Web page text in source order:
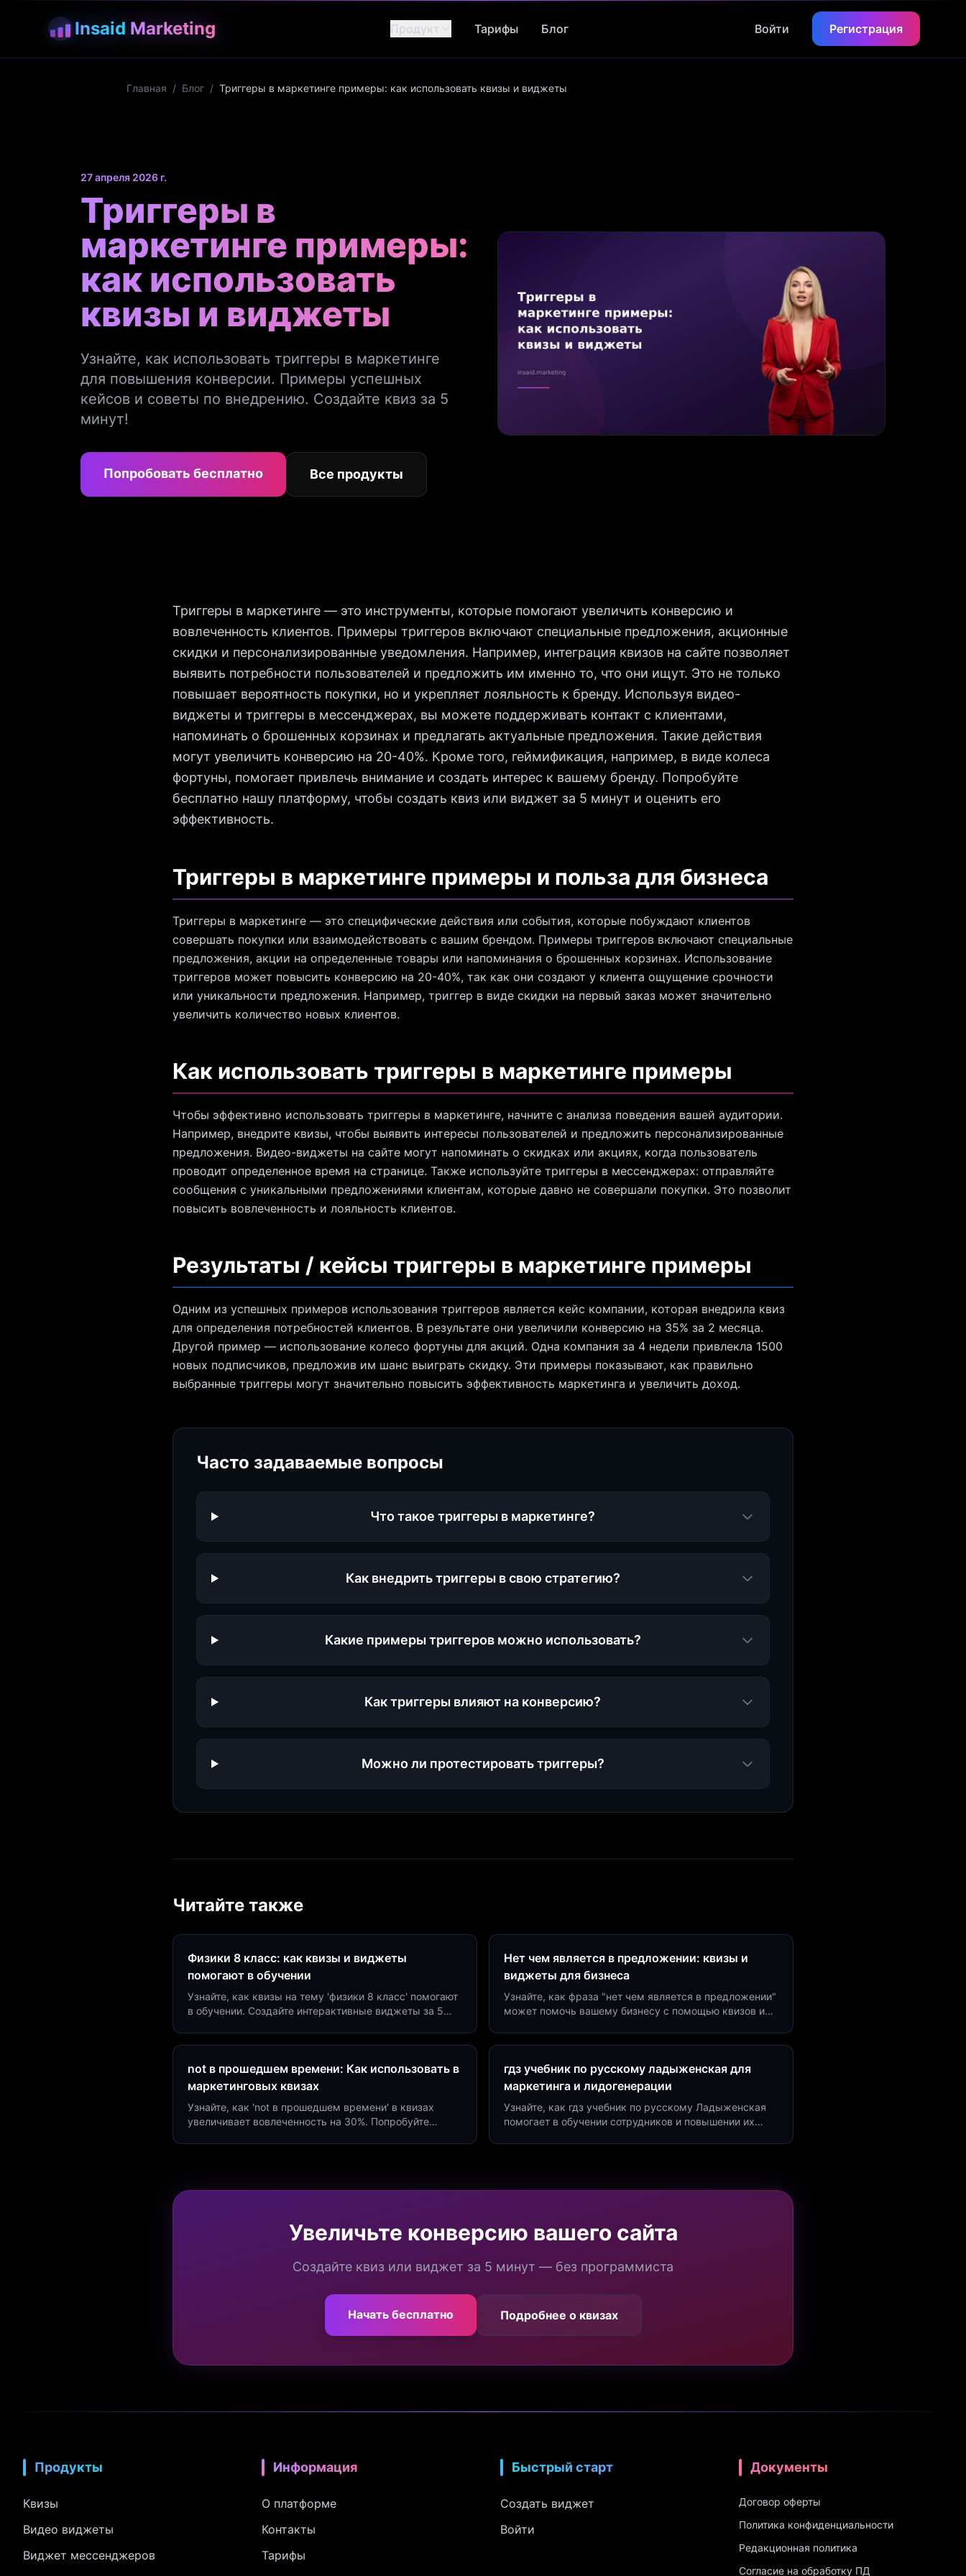
Insaid Marketing Продукт Тарифы Блог Войти Регистрация
Главная / Блог / Триггеры в маркетинге примеры: как использовать квизы и виджеты
27 апреля 2026 г.
Триггеры в
маркетинге примеры:
как использовать
квизы и виджеты
Узнайте, как использовать триггеры в маркетинге
для повышения конверсии. Примеры успешных
кейсов и советы по внедрению. Создайте квиз за 5
минут!
Попробовать бесплатно Все продукты
Триггеры в маркетинге — это инструменты, которые помогают увеличить конверсию и
вовлеченность клиентов. Примеры триггеров включают специальные предложения, акционные
скидки и персонализированные уведомления. Например, интеграция квизов на сайте позволяет
выявить потребности пользователей и предложить им именно то, что они ищут. Это не только
повышает вероятность покупки, но и укрепляет лояльность к бренду. Используя видео-
виджеты и триггеры в мессенджерах, вы можете поддерживать контакт с клиентами,
напоминать о брошенных корзинах и предлагать актуальные предложения. Такие действия
могут увеличить конверсию на 20-40%. Кроме того, геймификация, например, в виде колеса
фортуны, помогает привлечь внимание и создать интерес к вашему бренду. Попробуйте
бесплатно нашу платформу, чтобы создать квиз или виджет за 5 минут и оценить его
эффективность.
Триггеры в маркетинге примеры и польза для бизнеса
Триггеры в маркетинге — это специфические действия или события, которые побуждают клиентов
совершать покупки или взаимодействовать с вашим брендом. Примеры триггеров включают специальные
предложения, акции на определенные товары или напоминания о брошенных корзинах. Использование
триггеров может повысить конверсию на 20-40%, так как они создают у клиента ощущение срочности
или уникальности предложения. Например, триггер в виде скидки на первый заказ может значительно
увеличить количество новых клиентов.
Как использовать триггеры в маркетинге примеры
Чтобы эффективно использовать триггеры в маркетинге, начните с анализа поведения вашей аудитории.
Например, внедрите квизы, чтобы выявить интересы пользователей и предложить персонализированные
предложения. Видео-виджеты на сайте могут напоминать о скидках или акциях, когда пользователь
проводит определенное время на странице. Также используйте триггеры в мессенджерах: отправляйте
сообщения с уникальными предложениями клиентам, которые давно не совершали покупки. Это позволит
повысить вовлеченность и лояльность клиентов.
Результаты / кейсы триггеры в маркетинге примеры
Одним из успешных примеров использования триггеров является кейс компании, которая внедрила квиз
для определения потребностей клиентов. В результате они увеличили конверсию на 35% за 2 месяца.
Другой пример — использование колесо фортуны для акций. Одна компания за 4 недели привлекла 1500
новых подписчиков, предложив им шанс выиграть скидку. Эти примеры показывают, как правильно
выбранные триггеры могут значительно повысить эффективность маркетинга и увеличить доход.
Часто задаваемые вопросы
Что такое триггеры в маркетинге?
Как внедрить триггеры в свою стратегию?
Какие примеры триггеров можно использовать?
Как триггеры влияют на конверсию?
Можно ли протестировать триггеры?
Читайте также
Физики 8 класс: как квизы и виджеты
помогают в обучении
Узнайте, как квизы на тему 'физики 8 класс' помогают
в обучении. Создайте интерактивные виджеты за 5
Нет чем является в предложении: квизы и
виджеты для бизнеса
Узнайте, как фраза "нет чем является в предложении"
может помочь вашему бизнесу с помощью квизов и
not в прошедшем времени: Как использовать в
маркетинговых квизах
Узнайте, как 'not в прошедшем времени' в квизах
увеличивает вовлеченность на 30%. Попробуйте
гдз учебник по русскому ладыженская для
маркетинга и лидогенерации
Узнайте, как гдз учебник по русскому Ладыженская
помогает в обучении сотрудников и повышении их
Увеличьте конверсию вашего сайта
Создайте квиз или виджет за 5 минут — без программиста
Начать бесплатно Подробнее о квизах
Продукты
Квизы
Видео виджеты
Виджет мессенджеров
Информация
О платформе
Контакты
Тарифы
Быстрый старт
Создать виджет
Войти
Документы
Договор оферты
Политика конфиденциальности
Редакционная политика
Согласие на обработку ПД